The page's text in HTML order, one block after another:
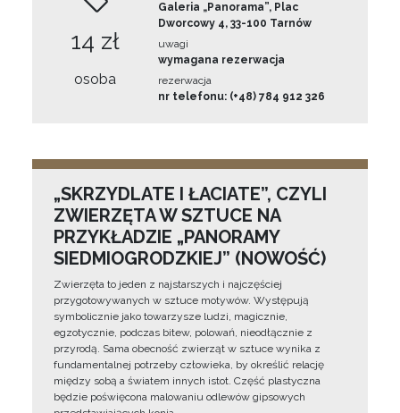
14 zł
osoba
Galeria „Panorama”, Plac
Dworcowy 4, 33-100 Tarnów
uwagi
wymagana rezerwacja
rezerwacja
nr telefonu: (+48) 784 912 326
„SKRZYDLATE I ŁACIATE”, CZYLI
ZWIERZĘTA W SZTUCE NA
PRZYKŁADZIE „PANORAMY
SIEDMIOGRODZKIEJ” (NOWOŚĆ)
Zwierzęta to jeden z najstarszych i najczęściej
przygotowywanych w sztuce motywów. Występują
symbolicznie jako towarzysze ludzi, magicznie,
egzotycznie, podczas bitew, polowań, nieodłącznie z
przyrodą. Sama obecność zwierząt w sztuce wynika z
fundamentalnej potrzeby człowieka, by określić relację
między sobą a światem innych istot. Część plastyczna
będzie poświęcona malowaniu odlewów gipsowych